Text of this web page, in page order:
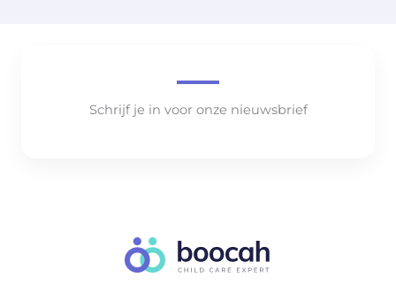
Schrijf je in voor onze nieuwsbrief